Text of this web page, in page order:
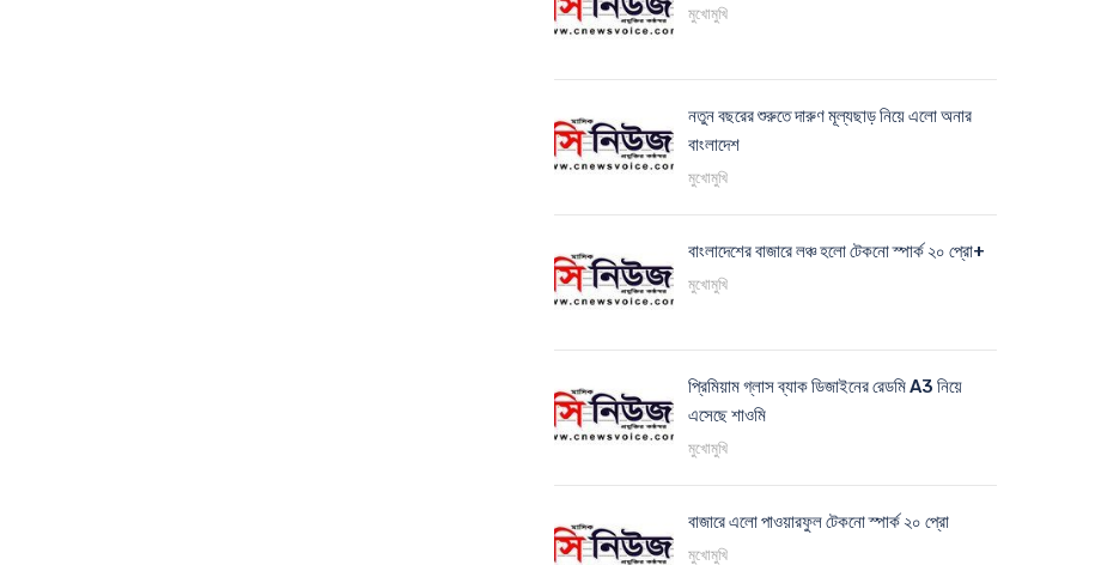
মুখোমুখি
নতুন বছরের শুরুতে দারুণ মূল্যছাড় নিয়ে এলো অনার
বাংলাদেশ
মুখোমুখি
বাংলাদেশের বাজারে লঞ্চ হলো টেকনো স্পার্ক ২০ প্রো+
মুখোমুখি
প্রিমিয়াম গ্লাস ব্যাক ডিজাইনের রেডমি A3 নিয়ে
এসেছে শাওমি
মুখোমুখি
বাজারে এলো পাওয়ারফুল টেকনো স্পার্ক ২০ প্রো
মুখোমুখি